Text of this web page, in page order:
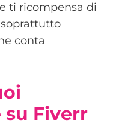
ti ricompensa di
conta
Fiverr